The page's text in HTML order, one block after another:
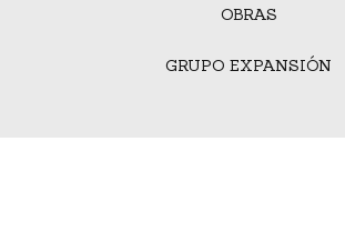
OBRAS
GRUPO EXPANSIÓN